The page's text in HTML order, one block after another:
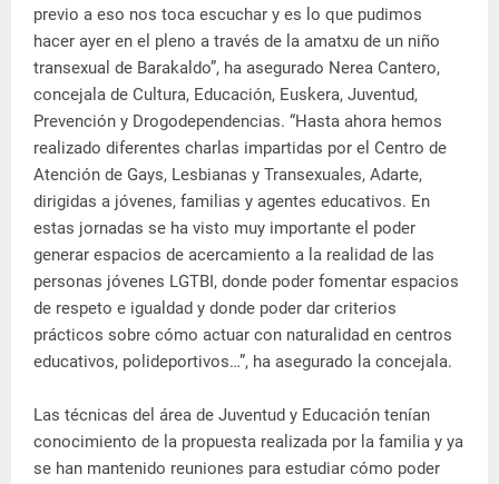
previo a eso nos toca escuchar y es lo que pudimos
hacer ayer en el pleno a través de la amatxu de un niño
transexual de Barakaldo”, ha asegurado Nerea Cantero,
concejala de Cultura, Educación, Euskera, Juventud,
Prevención y Drogodependencias. “Hasta ahora hemos
realizado diferentes charlas impartidas por el Centro de
Atención de Gays, Lesbianas y Transexuales, Adarte,
dirigidas a jóvenes, familias y agentes educativos. En
estas jornadas se ha visto muy importante el poder
generar espacios de acercamiento a la realidad de las
personas jóvenes LGTBI, donde poder fomentar espacios
de respeto e igualdad y donde poder dar criterios
prácticos sobre cómo actuar con naturalidad en centros
educativos, polideportivos…”, ha asegurado la concejala.
Las técnicas del área de Juventud y Educación tenían
conocimiento de la propuesta realizada por la familia y ya
se han mantenido reuniones para estudiar cómo poder